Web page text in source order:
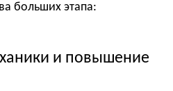
больших этапа:
и повышение